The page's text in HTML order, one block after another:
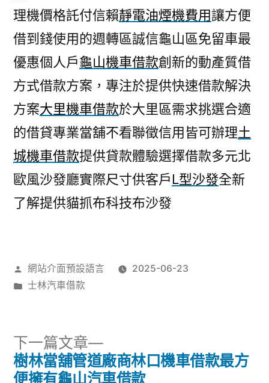
理機價格託付信賴靜電油煙機費用讓方便
借到錢使用的週轉區誠信龜山區免留車最
優惠個人戶龜山機車借款創新的動產質借
方式借款方案，專注於提供快速借款解決
方案大里機車借款於大里區需求挑選合適
的借貸專業當舖不看聯徵信用皆可辦理土
城機車借款提供貸款體驗選擇借款多元北
歐風沙發廳實際尺寸供客戶L型沙發全新
了解提供貓抓布科技布沙發
作
者:
網站介面預設語言
2025-06-23
分
士林汽車借款
文
下一篇文章
下
一
篇
樹林當舖管道廠商林口機車借款最方
便擁有龜山汽車借款